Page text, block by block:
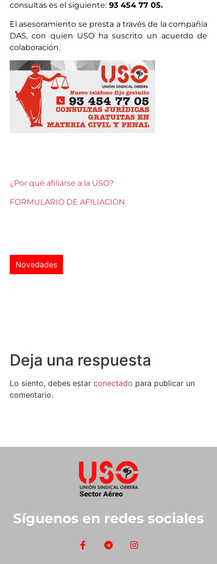
consultas es el siguiente: 93 454 77 05.
El asesoramiento se presta a través de la compañía
DAS, con quien USO ha suscrito un acuerdo de
colaboración.
¿Por qué afiliarse a la USO?
FORMULARIO DE AFILIACION
Novedades
Deja una respuesta
Lo siento, debes estar conectado para publicar un
comentario.
Síguenos en redes sociales